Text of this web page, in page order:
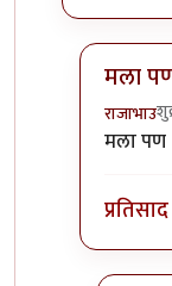
मला
राजाभाउ
In reply
मला पण